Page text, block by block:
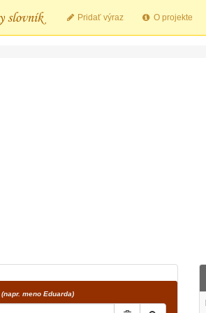
Pridať výraz O projekte
(napr. meno Eduarda)